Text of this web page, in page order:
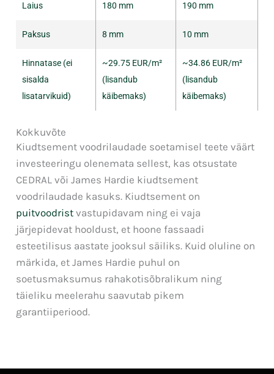
Laius 180 mm 190 mm
Paksus 8 mm 10 mm
Hinnatase (ei
sisalda
lisatarvikuid)
~29.75 EUR/m²
(lisandub
käibemaks)
~34.86 EUR/m²
(lisandub
käibemaks)
Kokkuvõte
Kiudtsement voodrilaudade soetamisel teete väärt
investeeringu olenemata sellest, kas otsustate
CEDRAL või James Hardie kiudtsement
voodrilaudade kasuks. Kiudtsement on
puitvoodrist vastupidavam ning ei vaja
järjepidevat hooldust, et hoone fassaadi
esteetilisus aastate jooksul säiliks. Kuid oluline on
märkida, et James Hardie puhul on
soetusmaksumus rahakotisõbralikum ning
täieliku meelerahu saavutab pikem
garantiiperiood.